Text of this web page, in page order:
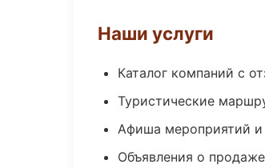
Наши услуги
Каталог компаний с
Туристические
Афиша мероприятий и
Объявления о